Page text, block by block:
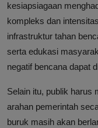
kesiapsiagaan
kompleks dan
infrastruktur tahan
serta edukasi
negatif bencana dapat
Selain itu, publik harus
arahan pemerintah
buruk masih akan